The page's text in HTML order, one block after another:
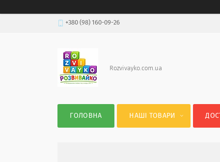
+380 (98) 160-09-26
Rozvivayko.com.ua
ГОЛОВНА НАШІ ТОВАРИ